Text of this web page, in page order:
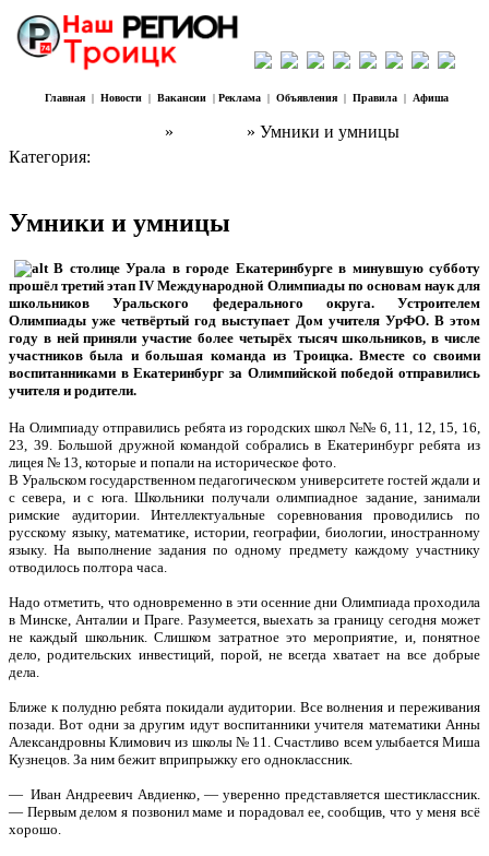
Главная | Новости | Вакансии | Реклама | Объявления | Правила | Афиша
»
» Умники и умницы
Категория:
Умники и умницы
В столице Урала в городе Екатеринбурге в минувшую субботу
прошёл третий этап IV Международной Олимпиады по основам наук для
школьников Уральского федерального округа. Устроителем
Олимпиады уже четвёртый год выступает Дом учителя УрФО. В этом
году в ней приняли участие более четырёх тысяч школьников, в числе
участников была и большая команда из Троицка. Вместе со своими
воспитанниками в Екатеринбург за Олимпийской победой отправились
учителя и родители.
На Олимпиаду отправились ребята из городских школ №№ 6, 11, 12, 15, 16,
23, 39. Большой дружной командой собрались в Екатеринбург ребята из
лицея № 13, которые и попали на историческое фото.
В Уральском государственном педагогическом университете гостей ждали и
с севера, и с юга. Школьники получали олимпиадное задание, занимали
римские аудитории. Интеллектуальные соревнования проводились по
русскому языку, математике, истории, географии, биологии, иностранному
языку. На выполнение задания по одному предмету каждому участнику
отводилось полтора часа.
Надо отметить, что одновременно в эти осенние дни Олимпиада проходила
в Минске, Анталии и Праге. Разумеется, выехать за границу сегодня может
не каждый школьник. Слишком затратное это мероприятие, и, понятное
дело, родительских инвестиций, порой, не всегда хватает на все добрые
дела.
Ближе к полудню ребята покидали аудитории. Все волнения и переживания
позади. Вот одни за другим идут воспитанники учителя математики Анны
Александровны Климович из школы № 11. Счастливо всем улыбается Миша
Кузнецов. За ним бежит вприпрыжку его одноклассник.
— Иван Андреевич Авдиенко, — уверенно представляется шестиклассник.
— Первым делом я позвонил маме и порадовал ее, сообщив, что у меня всё
хорошо.